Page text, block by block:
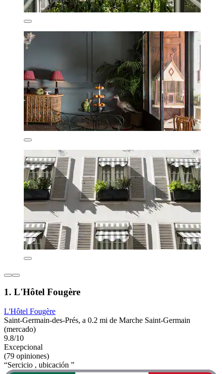
1. L'Hôtel Fougère
L'Hôtel Fougère
Saint-Germain-des-Prés, a 0.2 mi de Marche Saint-Germain
(mercado)
9.8/10
Excepcional
(79 opiniones)
“Sercicio , ubicación ”